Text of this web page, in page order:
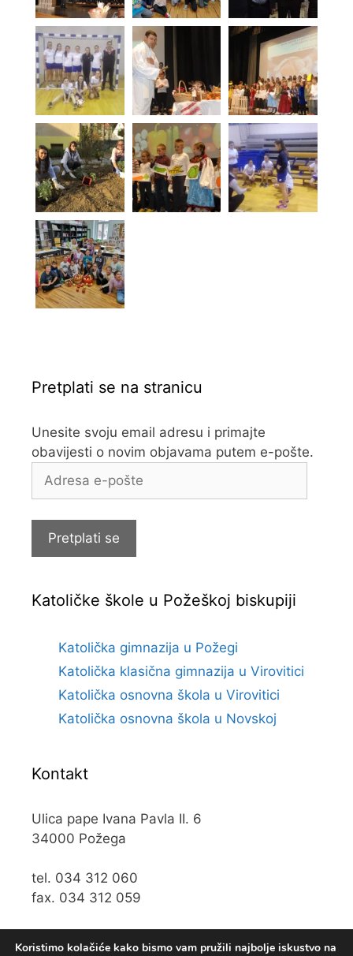
Pretplati se na stranicu
Unesite svoju email adresu i primajte
obavijesti o novim objavama putem e-pošte.
Adresa
Pretplati se
Katoličke škole u Požeškoj biskupiji
Katolička gimnazija u Požegi
Katolička klasična gimnazija u Virovitici
Katolička osnovna škola u Virovitici
Katolička osnovna škola u Novskoj
Kontakt
Ulica pape Ivana Pavla II. 6
34000 Požega
tel. 034 312 060
fax. 034 312 059
Koristimo kolačiće kako bismo vam pružili najbolje iskustvo na